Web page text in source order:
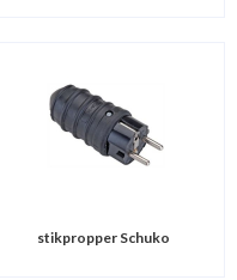
stikpropper Schuko